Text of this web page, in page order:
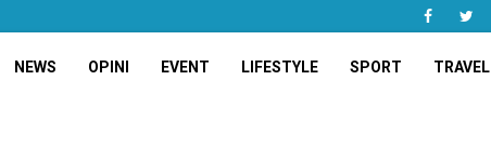
NEWS OPINI EVENT LIFESTYLE SPORT TRAVEL